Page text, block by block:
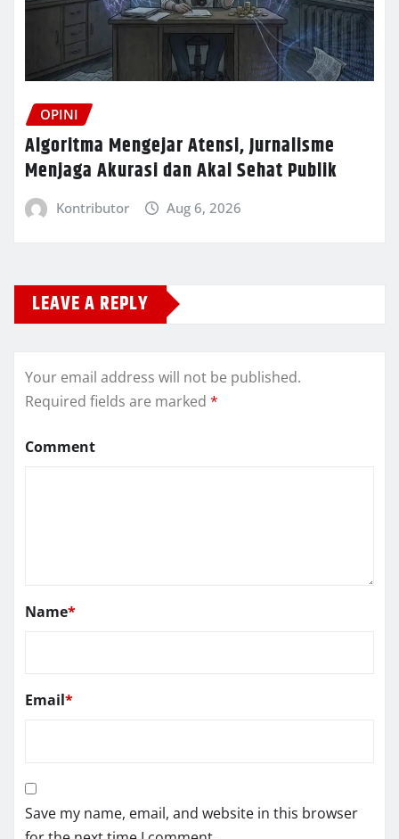
OPINI
Algoritma Mengejar Atensi, Jurnalisme
Menjaga Akurasi dan Akal Sehat Publik
Kontributor Aug 6, 2026
LEAVE A REPLY
Your email address will not be published.
Required fields are marked *
Comment
Name*
Email*
Save my name, email, and website in this browser